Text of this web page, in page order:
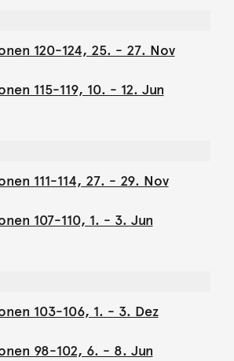
120-124, 25. - 27. Nov
115-119, 10. - 12. Jun
111-114, 27. - 29. Nov
107-110, 1. - 3. Jun
103-106, 1. - 3. Dez
98-102, 6. - 8. Jun